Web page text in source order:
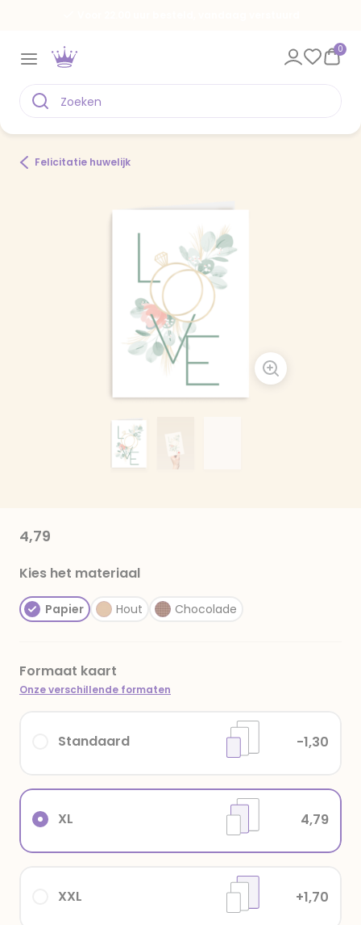
0
Felicitatie huwelijk
4,79
Kies het materiaal
Papier Hout Chocolade
Formaat kaart
Onze verschillende formaten
XXL +1,70
XL 4,79
Standaard -1,30